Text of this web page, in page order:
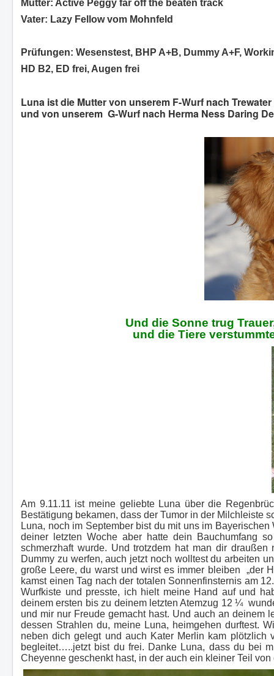
Mutter: Active Peggy far off the beaten track
Vater: Lazy Fellow vom Mohnfeld
Prüfungen: Wesenstest, BHP A+B, Dummy A+F,
HD B2, ED frei, Augen frei
Luna ist die Mutter von unserem F-Wurf nach
und von unserem G-Wurf nach Herma Ness Daring
Und die Sonne trug
und die Tiere
Am 9.11.11 ist meine geliebte Luna über die
Bestätigung bekamen, dass der Tumor in der Milchleiste
Luna, noch im September bist du mit uns im
deiner letzten Woche aber hatte dein Bauchumfang
schmerzhaft wurde. Und trotzdem hat man dir
Dummy zu werfen, auch jetzt noch wolltest du arbeiten
große Leere, du warst und wirst es immer bleiben „der
kamst einen Tag nach der totalen Sonnenfinsternis am
Wurfkiste und presste, ich hielt meine Hand auf und
deinem ersten bis zu deinem letzten Atemzug 12 ¼
und mir nur Freude gemacht hast. Und auch an deinem
dessen Strahlen du, meine Luna, heimgehen durftest.
neben dich gelegt und auch Kater Merlin kam
begleitet…..jetzt bist du frei. Danke Luna, dass du bei
Cheyenne geschenkt hast, in der auch ein kleiner Teil